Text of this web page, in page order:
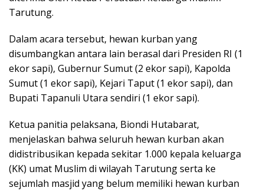
Tarutung.
Dalam acara tersebut, hewan kurban yang
disumbangkan antara lain berasal dari Presiden RI (1
ekor sapi), Gubernur Sumut (2 ekor sapi), Kapolda
Sumut (1 ekor sapi), Kejari Taput (1 ekor sapi), dan
Bupati Tapanuli Utara sendiri (1 ekor sapi).
Ketua panitia pelaksana, Biondi Hutabarat,
menjelaskan bahwa seluruh hewan kurban akan
didistribusikan kepada sekitar 1.000 kepala keluarga
(KK) umat Muslim di wilayah Tarutung serta ke
sejumlah masjid yang belum memiliki hewan kurban